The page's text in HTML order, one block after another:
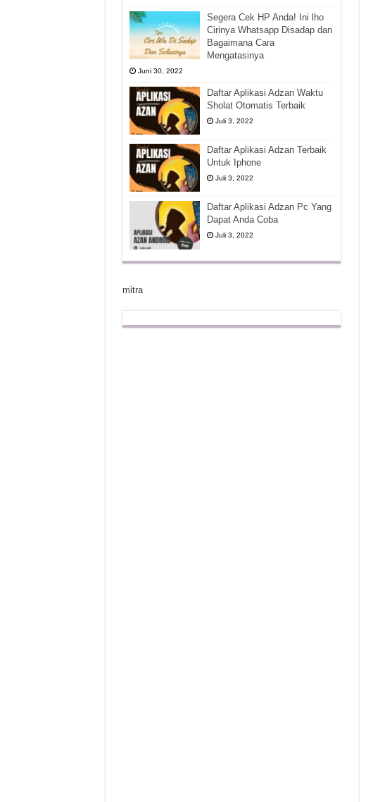
Segera Cek HP Anda! Ini lho
Cirinya Whatsapp Disadap dan
Bagaimana Cara
Mengatasinya
Juni 30, 2022
Daftar Aplikasi Adzan Waktu
Sholat Otomatis Terbaik
Juli 3, 2022
Daftar Aplikasi Adzan Terbaik
Untuk Iphone
Juli 3, 2022
Daftar Aplikasi Adzan Pc Yang
Dapat Anda Coba
Juli 3, 2022
mitra